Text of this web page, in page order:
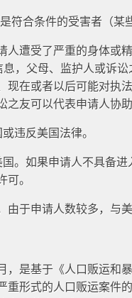
符合条件的受害者（某
人遭受了严重的身体或
，父母、监护人或诉
现在或者以后可能对执
友可以代表申请人协助
违反美国法律。
国。如果申请人不具备
可。
由于申请人数较多，与
，是基于《人口贩运和
重形式的人口贩运案件